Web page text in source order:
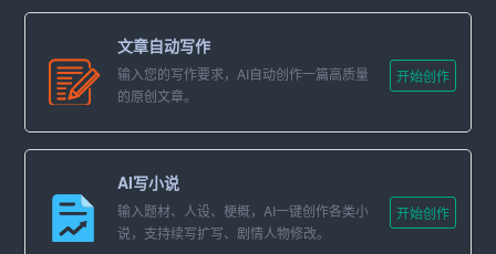
再次，写作是一种自我反思和成长的方式。在培训中，我
们学习了如何通过写作来反思自己的教学实践，提升自己
的教学水平。作为一名教师，我们要不断地反思自己的教
学行为，不断地学习新的知识和技能，以提高自己的教学
水平。而写作正是这种自我反思和成长的重要手段。因
此，在日常教学中，我们要注重写教学反思，通过文字来
总结自己的教学经验和教训。
文章自动写作
输入您的写作要求，AI自动创作一篇高质量
的原创文章。
开始创作
AI写小说
输入题材、人设、梗概，AI一键创作各类小
说，支持续写扩写、剧情人物修改。
开始创作